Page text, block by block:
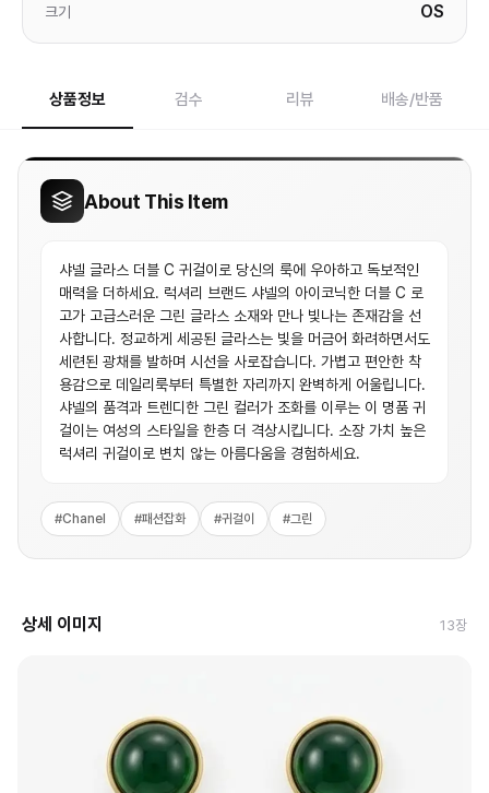
크기 OS
상품정보 검수 리뷰 배송/반품
About This Item
샤넬 글라스 더블 C 귀걸이로 당신의 룩에 우아하고 독보적인
매력을 더하세요. 럭셔리 브랜드 샤넬의 아이코닉한 더블 C 로
고가 고급스러운 그린 글라스 소재와 만나 빛나는 존재감을 선
사합니다. 정교하게 세공된 글라스는 빛을 머금어 화려하면서도
세련된 광채를 발하며 시선을 사로잡습니다. 가볍고 편안한 착
용감으로 데일리룩부터 특별한 자리까지 완벽하게 어울립니다.
샤넬의 품격과 트렌디한 그린 컬러가 조화를 이루는 이 명품 귀
걸이는 여성의 스타일을 한층 더 격상시킵니다. 소장 가치 높은
럭셔리 귀걸이로 변치 않는 아름다움을 경험하세요.
#Chanel #패션잡화 #귀걸이 #그린
상세 이미지 13장